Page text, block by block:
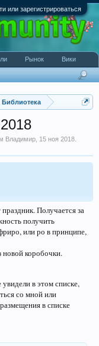
или зарегистрироваться
Библиотека
Владимир 15 ноя 2018
Получается за
получить
или ро в принципе,
новой коробочки.
в этом списке,
со мной или
в списке
Рынок Вики